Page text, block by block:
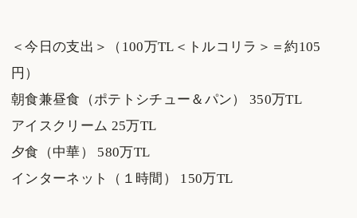
＜今日の支出＞（100万TL＜トルコリラ＞＝約105
円）
朝食兼昼食（ポテトシチュー＆パン） 350万TL
アイスクリーム 25万TL
夕食（中華） 580万TL
インターネット（１時間） 150万TL